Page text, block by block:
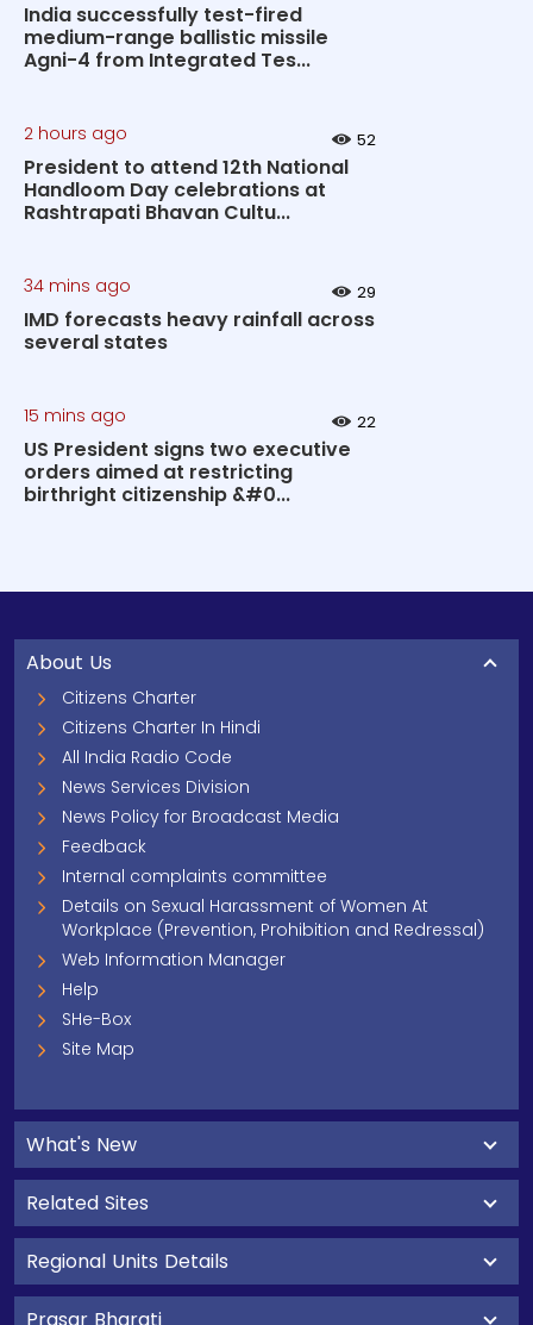
India successfully test-fired
medium-range ballistic missile
Agni-4 from Integrated Tes...
2 hours ago 52
President to attend 12th National
Handloom Day celebrations at
Rashtrapati Bhavan Cultu...
34 mins ago 29
IMD forecasts heavy rainfall across
several states
15 mins ago 22
US President signs two executive
orders aimed at restricting
birthright citizenship &#0...
About Us
Citizens Charter
Citizens Charter In Hindi
All India Radio Code
News Services Division
News Policy for Broadcast Media
Feedback
Internal complaints committee
Details on Sexual Harassment of Women At
Workplace (Prevention, Prohibition and Redressal)
Web Information Manager
Help
SHe-Box
Site Map
What's New
Related Sites
Regional Units Details